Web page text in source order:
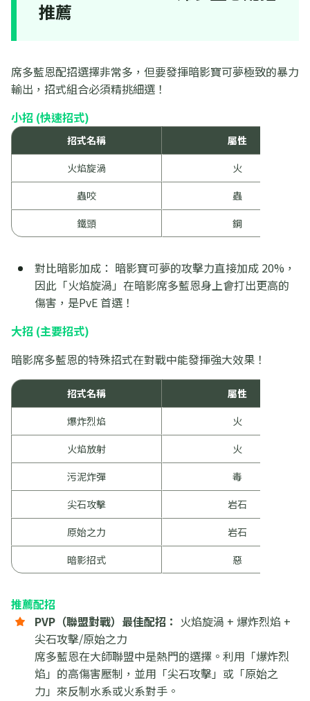
推薦
席多藍恩配招選擇非常多，但要發揮暗影寶可夢極致的暴力
輸出，招式組合必須精挑細選！
小招 (快速招式)
招式名稱
屬性
火焰旋渦
火
蟲咬
蟲
鐵頭
鋼
對比暗影加成： 暗影寶可夢的攻擊力直接加成 20%，
因此「火焰旋渦」在暗影席多藍恩身上會打出更高的
傷害，是PvE 首選！
大招 (主要招式)
暗影席多藍恩的特殊招式在對戰中能發揮強大效果！
招式名稱
屬性
爆炸烈焰
火
火焰放射
火
污泥炸彈
毒
尖石攻擊
岩石
原始之力
岩石
暗影招式
惡
推薦配招
PVP（聯盟對戰）最佳配招： 火焰旋渦 + 爆炸烈焰 +
尖石攻擊/原始之力
席多藍恩在大師聯盟中是熱門的選擇。利用「爆炸烈
焰」的高傷害壓制，並用「尖石攻擊」或「原始之
力」來反制水系或火系對手。